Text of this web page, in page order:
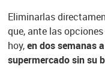
Eliminarlas
que, ante las
hoy,en dos semanas
supermercado sin su